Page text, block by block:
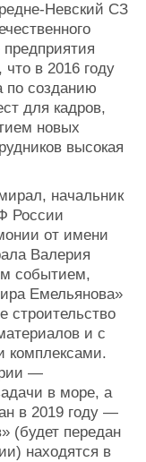
Невский СЗ
в 2016 году
по созданию
для кадров,
новых
высокая
начальник
России
от имени
Валерия
событием,
Емельянова»
строительство
и с
комплексами.
—
в море, а
в 2019 году —
(будет передан
находятся в